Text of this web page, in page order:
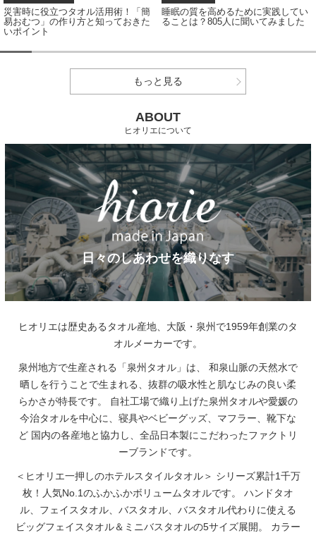
災害時に役立つタオル活用術！「簡
易おむつ」の作り方と知っておきた
いポイント
睡眠の質を高めるために実践してい
ることは？805人に聞いてみました
もっと見る
ABOUT
ヒオリエについて
日々のしあわせを織りなす
ヒオリエは歴史あるタオル産地、大阪・泉州で1959年創業のタ
オルメーカーです。
泉州地方で生産される「泉州タオル」は、
和泉山脈の天然水で
晒しを行うことで生まれる、抜群の吸水性と肌なじみの良い柔
らかさが特長です。
自社工場で織り上げた泉州タオルや愛媛の
今治タオルを中心に、寝具やベビーグッズ、マフラー、靴下な
ど 国内の各産地と協力し、全品日本製にこだわったファクトリ
ーブランドです。
＜ヒオリエ一押しのホテルスタイルタオル＞ シリーズ累計1千万
枚！人気No.1のふかふかボリュームタオルです。
ハンドタオ
ル、フェイスタオル、バスタオル、バスタオル代わりに使える
ビッグフェイスタオル＆ミニバスタオルの5サイズ展開。
カラー